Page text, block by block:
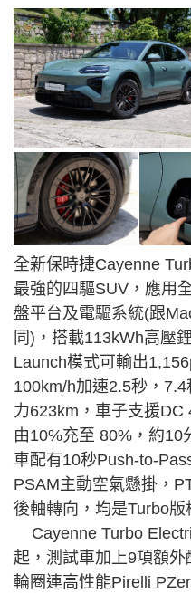
全新保時捷Cayenne
最強的四驅SUV，應用
盤平台及電驅系統(跟
同)，搭載113kWh高壓
Launch模式可輸出
100km/h加速2.5秒，
力623km，車子支援DC
由10%充至 80%，約10
車配有10秒Push-to-
PSAM主動空氣懸掛，
後軸轉向，均是Turbo版
Cayenne Turbo
起，測試車加上9項額
輪圈連高性能Pirelli